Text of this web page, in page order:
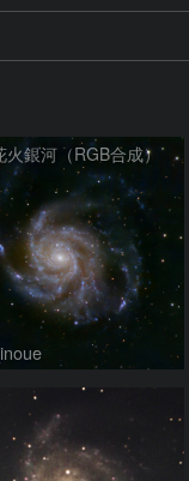
火銀河（RGB合成）